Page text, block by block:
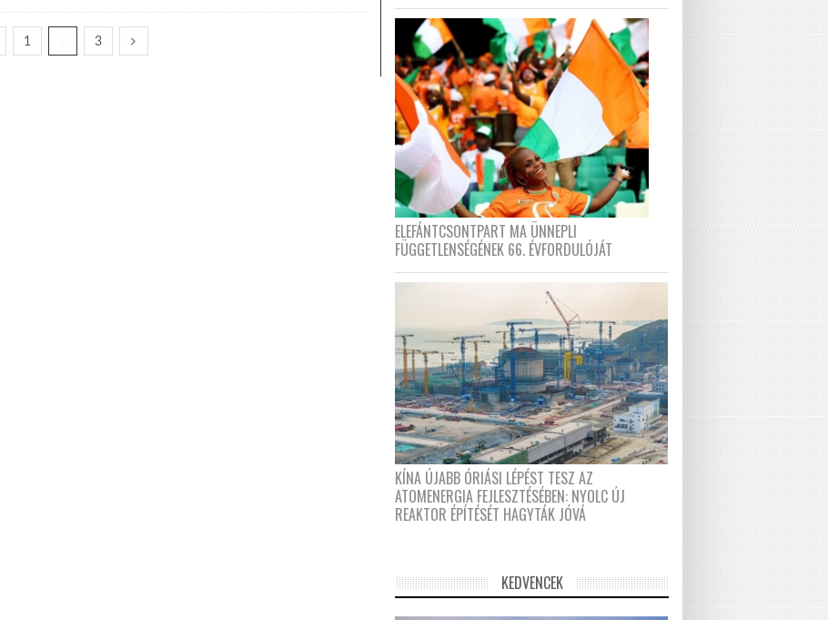
1 3
ELEFÁNTCSONTPART MA ÜNNEPLI
FÜGGETLENSÉGÉNEK 66. ÉVFORDULÓJÁT
KÍNA ÚJABB ÓRIÁSI LÉPÉST TESZ AZ
ATOMENERGIA FEJLESZTÉSÉBEN: NYOLC ÚJ
REAKTOR ÉPÍTÉSÉT HAGYTÁK JÓVÁ
KEDVENCEK